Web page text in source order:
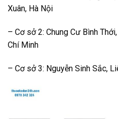
Xuân, Hà Nội
– Cơ sở 2: Chung Cư Bình
Chí Minh
– Cơ sở 3: Nguyễn Sinh Sắc,